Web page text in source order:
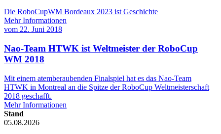
Die RoboCupWM Bordeaux 2023 ist Geschichte
Mehr Informationen
vom 22. Juni 2018
Nao-Team HTWK ist Weltmeister der RoboCup
WM 2018
Mit einem atemberaubenden Finalspiel hat es das Nao-Team
HTWK in Montreal an die Spitze der RoboCup Weltmeisterschaft
2018 geschafft.
Mehr Informationen
Stand
05.08.2026